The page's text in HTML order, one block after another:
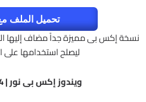
تحميل الملف
نسخة إكس بى مميزة جداً مضاف إليها
ليصلح استخدامها على
ويندوز إكس بى نور | Win XP NouR v4